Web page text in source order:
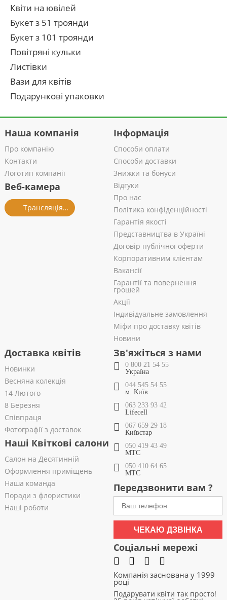
Квіти на ювілей
Букет з 51 троянди
Букет з 101 троянди
Повітряні кульки
Листівки
Вази для квітів
Подарункові упаковки
Наша компанія
Про компанію
Контакти
Логотип компанії
Веб-камера
Трансляція із салону
Інформація
Способи оплати
Способи доставки
Знижки та бонуси
Відгуки
Про нас
Політика конфіденційності
Гарантія якості
Представництва в Україні
Договір публічної оферти
Корпоративним клієнтам
Вакансії
Гарантії та повернення
грошей
Акції
Індивідуальне замовлення
Міфи про доставку квітів
Новини
Доставка квітів
Новинки
Весняна колекція
14 Лютого
8 Березня
Співпраця
Фотографії з доставок
Наші Квіткові салони
Салон на Десятинній
Оформлення приміщень
Наша команда
Поради з флористики
Наші роботи
Зв'яжіться з нами
0 800 21 54 55
Україна
044 545 54 55
м. Київ
063 233 93 42
Lifecell
067 659 29 18
Київстар
050 419 43 49
МТС
050 410 64 65
МТС
Передзвонити вам ?
ЧЕКАЮ ДЗВІНКА
Соціальні мережі
Компанія заснована у 1999
році
Подарувати квіти так просто!